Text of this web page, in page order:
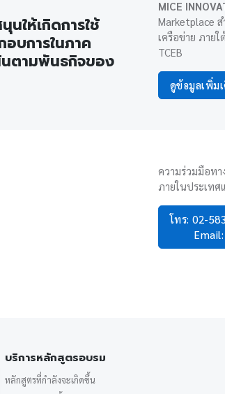
นให้เกิดการใช้
อบการในภาค
ตามพันธกิจของ
MICE
Marketplace
เครือข่าย ภาย
TCEB
ดูข้อมูลเพิ่ม
ความร่วมมือท
ภายในประเทศ
โทร: 02-
บริการหลักสูตรอบรม
หลักสูตรที่กำลังจะเกิดขึ้น